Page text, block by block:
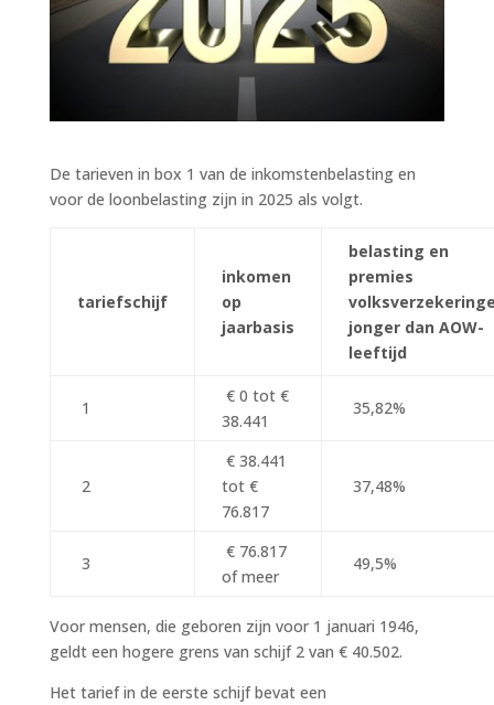
De tarieven in box 1 van de inkomstenbelasting en
voor de loonbelasting zijn in 2025 als volgt.
tariefschijf
inkomen
op
jaarbasis
belasting en
premies
jonger dan AOW-
leeftijd
1
€ 0 tot €
38.441
35,82%
2
€ 38.441
tot €
76.817
37,48%
3
€ 76.817
of meer
49,5%
Voor mensen, die geboren zijn voor 1 januari 1946,
geldt een hogere grens van schijf 2 van € 40.502.
Het tarief in de eerste schijf bevat een